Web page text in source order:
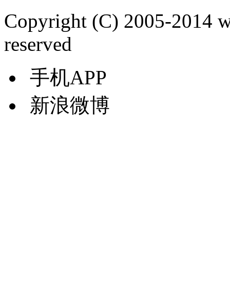
Copyright (C) 2005-2014
reserved
手机APP
新浪微博